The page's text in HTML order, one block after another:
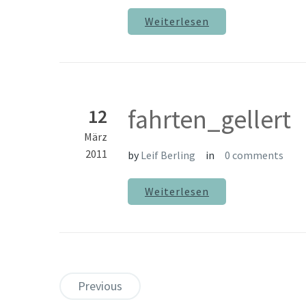
Weiterlesen
12
März
2011
fahrten_gellert
byLeif Berling in 0 comments
Weiterlesen
Previous